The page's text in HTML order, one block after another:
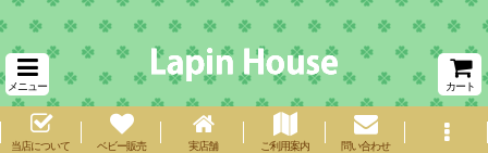
メニュー カート
当店について ベビー販売 実店舗 ご利用案内 問い合わせ